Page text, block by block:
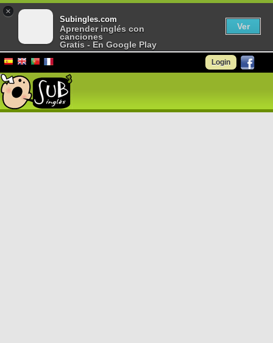
Login
×
Subingles.com
Aprender inglés con
canciones
Gratis - En Google Play
Ver